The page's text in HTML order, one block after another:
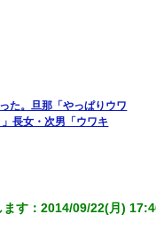
た」とSNSで呟いた
を送ってきた。
た。旦那「やっぱりウワ
長女・次男「ウワキ
ます ：2014/09/22(月)